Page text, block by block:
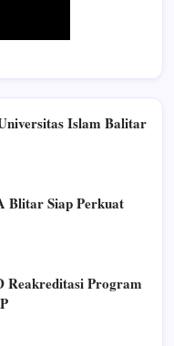
Islam Balitar
Blitar Siap Perkuat
Reakreditasi Program